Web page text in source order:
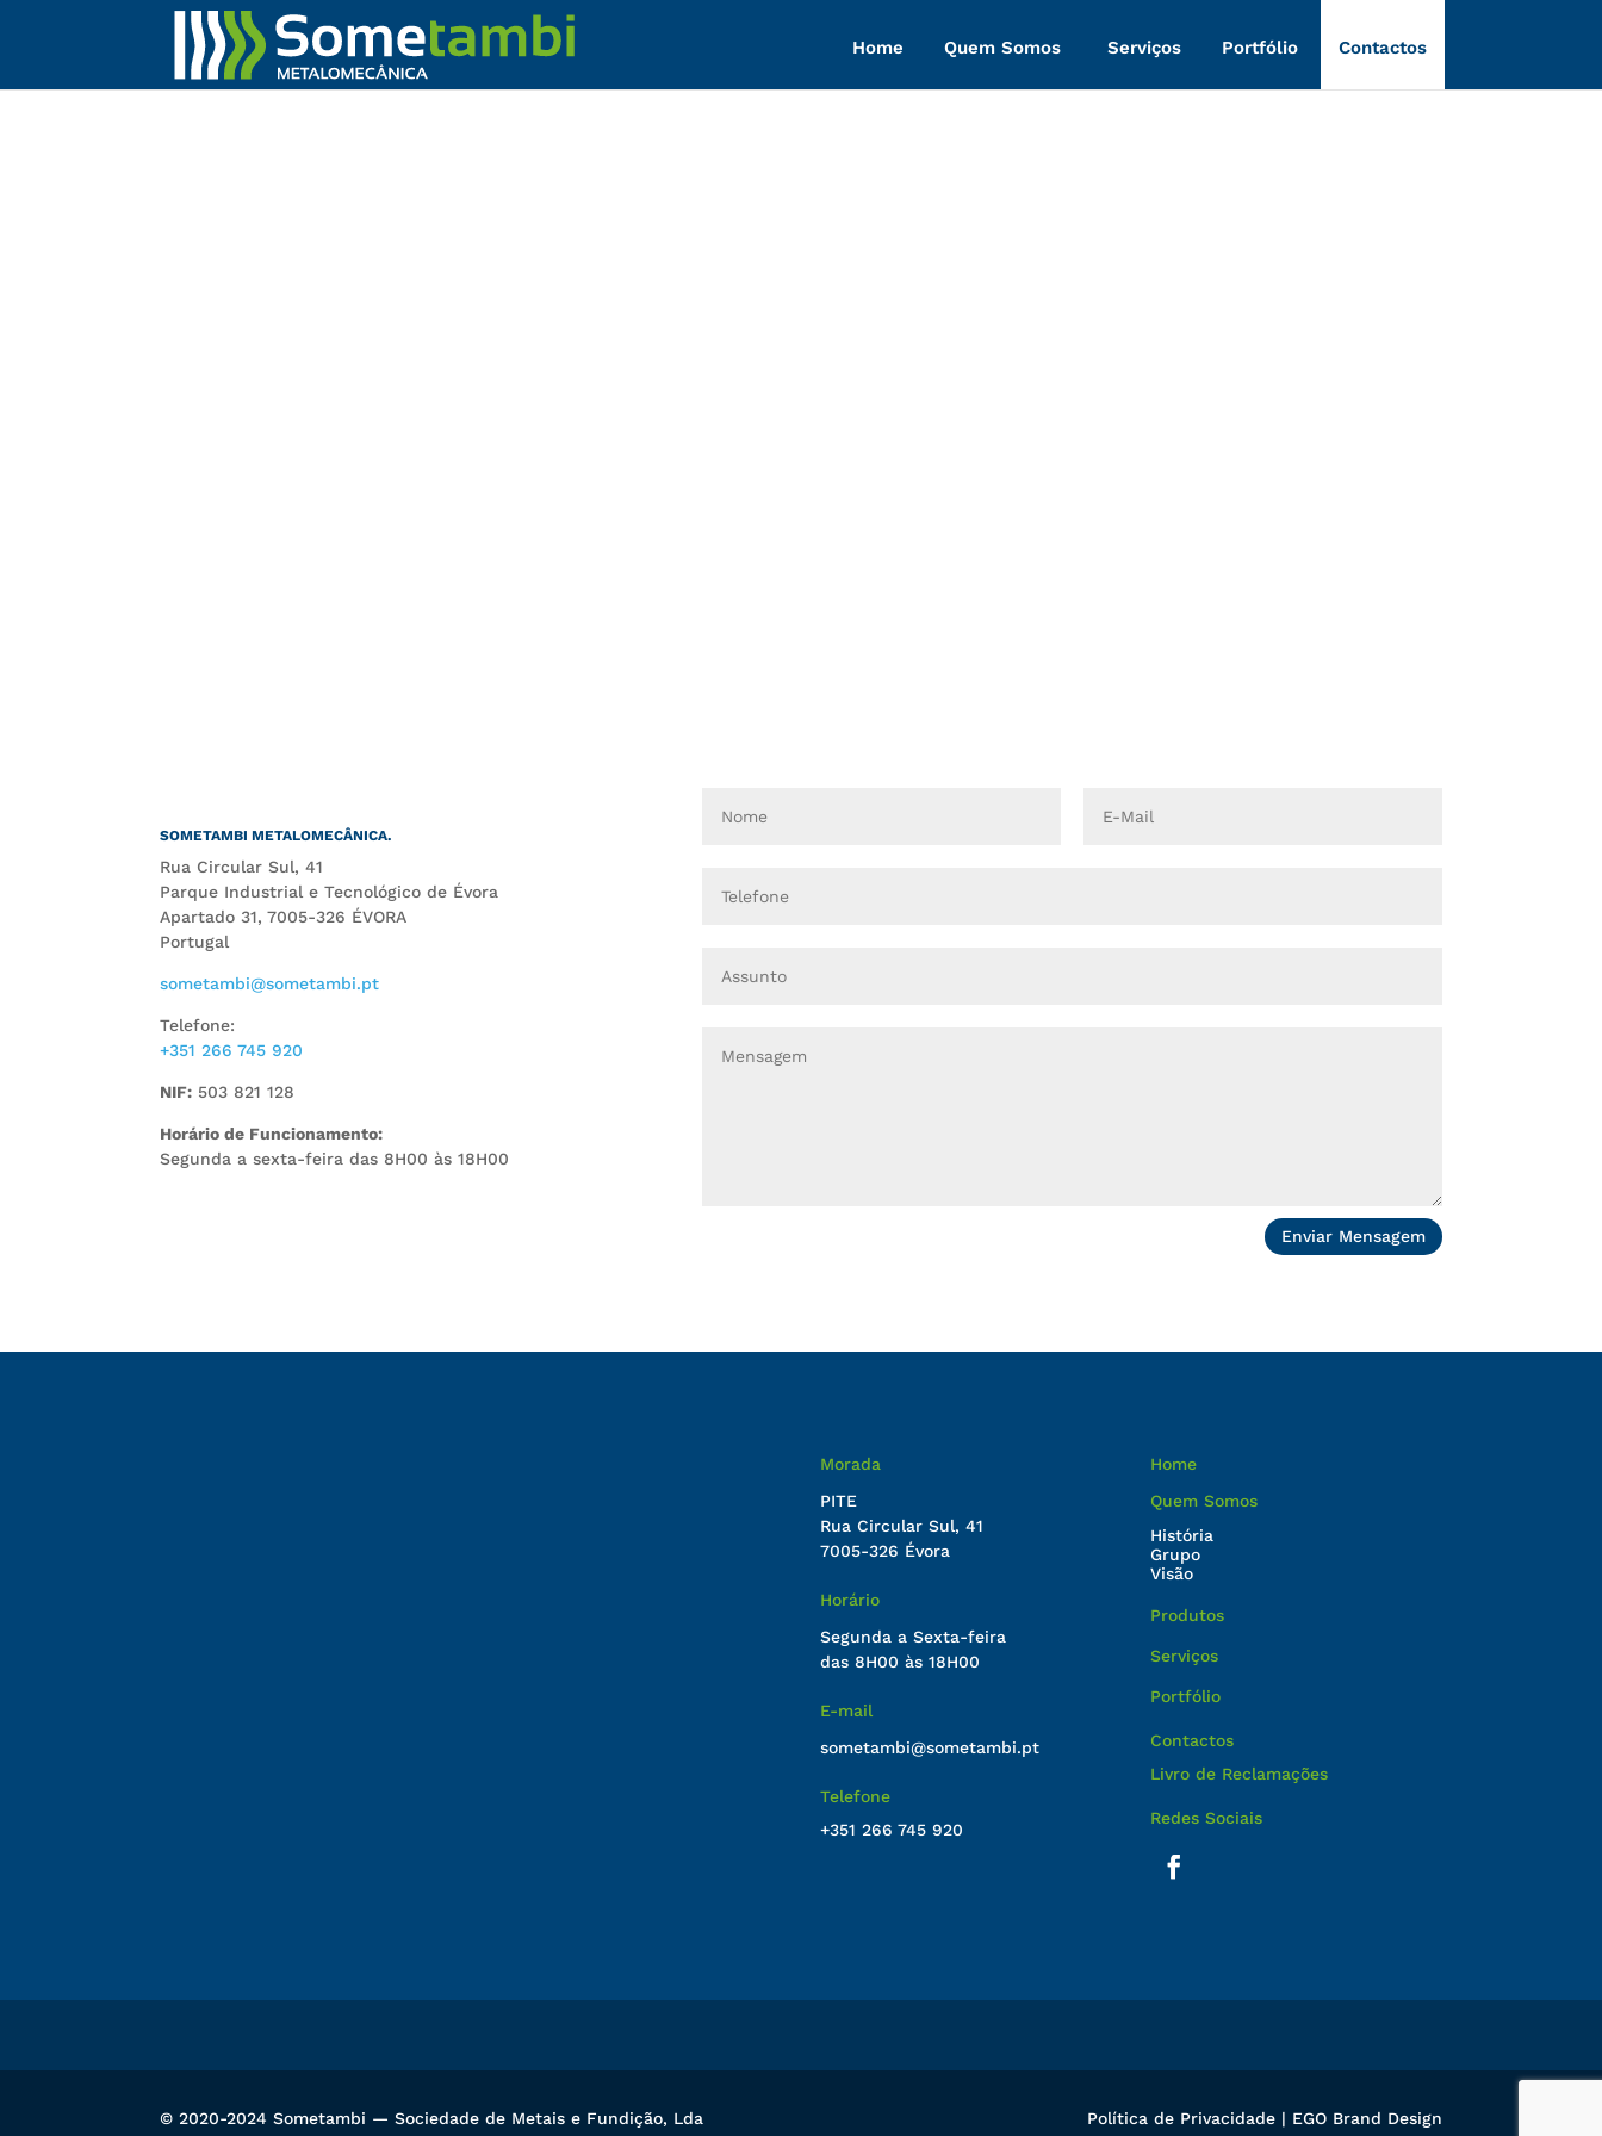
Home Quem Somos Serviços Portfólio Contactos
SOMETAMBI METALOMECÂNICA.
Rua Circular Sul, 41
Parque Industrial e Tecnológico de Évora
Apartado 31, 7005-326 ÉVORA
Portugal
sometambi@sometambi.pt
Telefone:
+351 266 745 920
NIF: 503 821 128
Horário de Funcionamento:
Segunda a sexta-feira das 8H00 às 18H00
Enviar Mensagem
Morada
PITE
Rua Circular Sul, 41
7005-326 Évora
Horário
Segunda a Sexta-feira
das 8H00 às 18H00
E-mail
sometambi@sometambi.pt
Telefone
+351 266 745 920
Home
Quem Somos
História
Grupo
Visão
Produtos
Serviços
Portfólio
Contactos
Livro de Reclamações
Redes Sociais
© 2020-2024 Sometambi — Sociedade de Metais e Fundição, Lda Política de Privacidade| EGO Brand Design